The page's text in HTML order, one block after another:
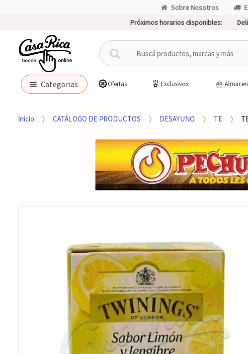
Sobre Nosotros
Próximos horarios disponibles:
B
u
c
p
r
Categorias Ofertas Exclusivos Almacen
Inicio CATÁLOGO DE PRODUCTOS DESAYUNO TE